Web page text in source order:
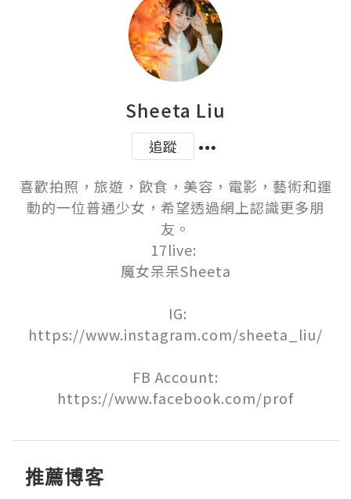
Sheeta Liu
追蹤
喜歡拍照，旅遊，飲食，美容，電影，藝術和運
動的一位普通少女，希望透過網上認識更多朋
友。
17live:
魔女呆呆Sheeta
https://www.instagram.com/sheeta_liu/
FB Account:
https://www.facebook.com/prof
推薦博客